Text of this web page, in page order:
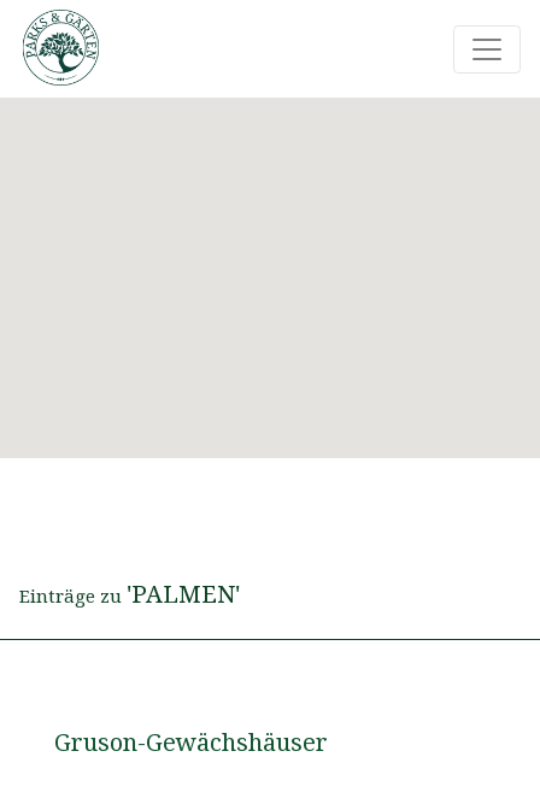
Einträge zu 'PALMEN'
Gruson-Gewächshäuser